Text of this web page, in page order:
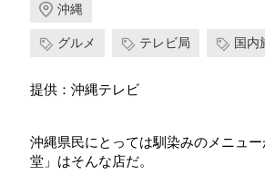
沖縄
グルメ テレビ局 国内
提供：沖縄テレビ
沖縄県民にとっては馴染みのメニュ
堂」はそんな店だ。